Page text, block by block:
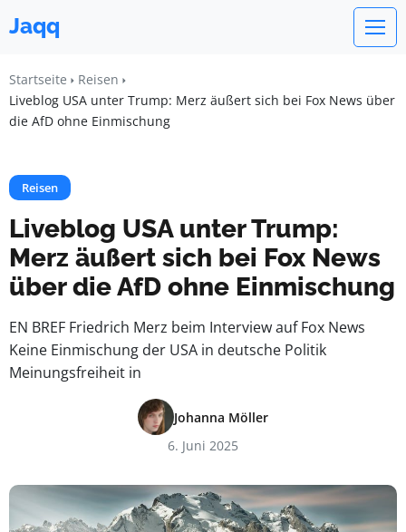
Jaqq
Startseite
Reisen
Liveblog USA unter Trump: Merz äußert sich bei Fox News über
die AfD ohne Einmischung
Reisen
Liveblog USA unter Trump:
Merz äußert sich bei Fox News
über die AfD ohne Einmischung
EN BREF Friedrich Merz beim Interview auf Fox News
Keine Einmischung der USA in deutsche Politik
Meinungsfreiheit in
Johanna Möller
6. Juni 2025